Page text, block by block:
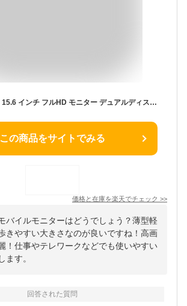
モバイルモニター 15.6 インチ フルHD モニター デュアルディスプレイ ポータブル モバイルディスプレイ 高画質 液晶 IPSパネル セカンド サブモニター 薄型 軽量 家庭用 テレワーク スマートフォン
この商品をサイトでみる
価格と在庫を楽天でチェック >>
バイルモニターはどうでしょう？薄型軽
きやすい大きさなのが良いですね！高画
！仕事やテレワークなどでも使いやすい
ます。
回答された質問